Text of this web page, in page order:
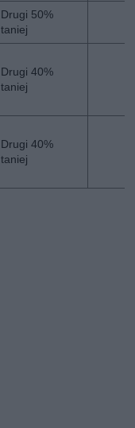
Drugi 50%
taniej
Drugi 40%
taniej
Drugi 40%
taniej